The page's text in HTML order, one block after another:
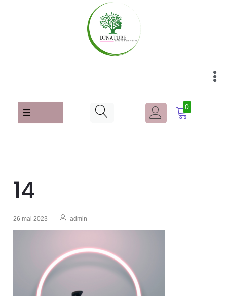
0
14
26 mai 2023 admin